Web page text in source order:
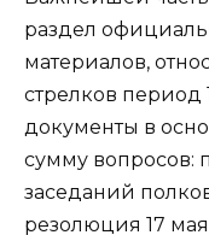
раздел
материалов,
стрелков период
документы в
сумму вопросов:
заседаний
резолюция 17